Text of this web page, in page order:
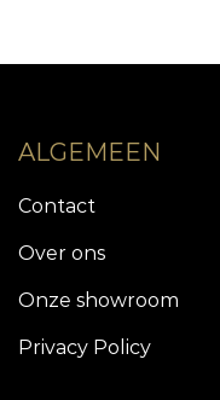
ALGEMEEN
Contact
Over ons
Onze showroom
Privacy Policy